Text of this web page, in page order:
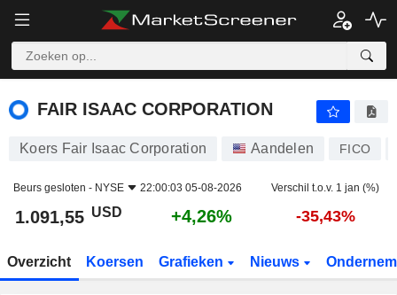
FAIR ISAAC CORPORATION
Koers Fair Isaac Corporation Aandelen FICO
Beurs gesloten - NYSE 22:00:03 05-08-2026 Verschil t.o.v. 1 jan (%)
1.091,55 USD +4,26% -35,43%
Overzicht Koersen Grafieken Nieuws